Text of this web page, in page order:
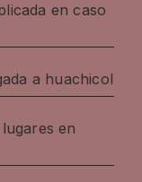
en caso
a huachicol
en